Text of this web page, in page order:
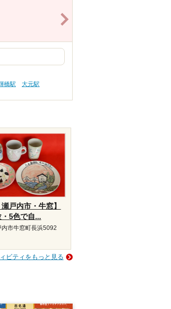
>
橋駅
大元駅
瀬戸内市・牛窓】
5色で自...
内市牛窓町長浜5092
ビティをもっと見る